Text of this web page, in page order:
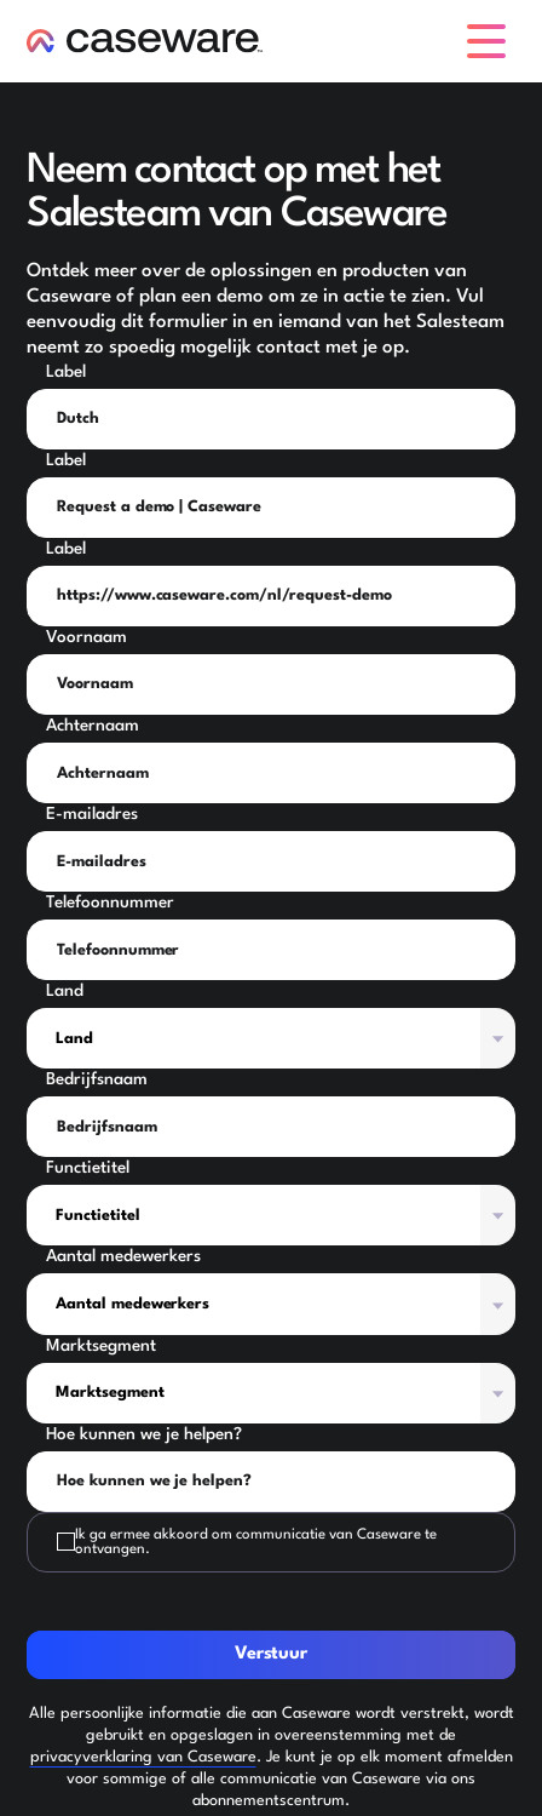
Neem contact op met het
Salesteam van Caseware
Ontdek meer over de oplossingen en producten van
Caseware of plan een demo om ze in actie te zien. Vul
eenvoudig dit formulier in en iemand van het Salesteam
neemt zo spoedig mogelijk contact met je op.
Label
Label
Label
Voornaam
Achternaam
E-mailadres
Telefoonnummer
Land
Bedrijfsnaam
Functietitel
Aantal medewerkers
Marktsegment
Hoe kunnen we je helpen?
Ik ga ermee akkoord om communicatie van Caseware te
ontvangen.
Verstuur
Alle persoonlijke informatie die aan Caseware wordt verstrekt, wordt
gebruikt en opgeslagen in overeenstemming met de
privacyverklaring van Caseware. Je kunt je op elk moment afmelden
voor sommige of alle communicatie van Caseware via ons
abonnementscentrum.